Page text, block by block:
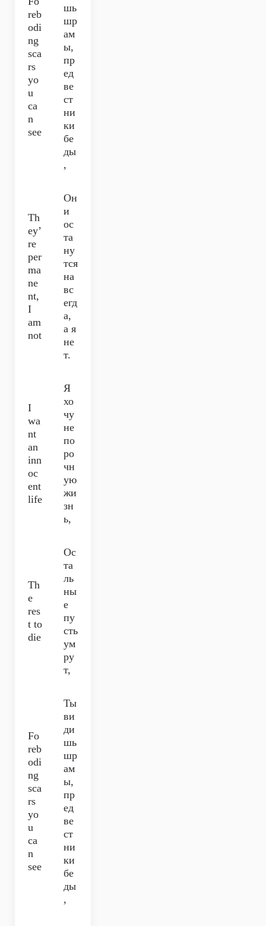
reb
odi
ng
sca
rs
yo
u
ca
n
see
шь
шр
ам
ы,
пр
ед
ве
ст
ни
ки
бе
ды
,
Th
ey’
re
per
ma
ne
nt,
I
am
not
Он
и
ос
та
ну
тся
на
вс
егд
а,
а я
не
т.
I
wa
nt
an
inn
oc
ent
life
Я
хо
чу
не
по
ро
чн
ую
жи
зн
ь,
Th
e
res
t to
die
Ос
та
ль
ны
е
пу
сть
ум
ру
т,
Fo
reb
odi
ng
sca
rs
yo
u
ca
n
see
Ты
ви
ди
шь
шр
ам
ы,
пр
ед
ве
ст
ни
ки
бе
ды
,